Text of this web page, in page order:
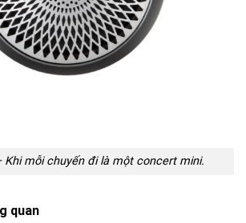
Khi mỗi chuyến đi là một concert mini.
quan